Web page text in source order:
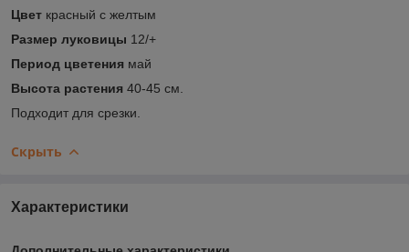
Цвет красный с желтым
Размер луковицы 12/+
Период цветения май
Высота растения 40-45 см.
Подходит для срезки.
Скрыть
Характеристики